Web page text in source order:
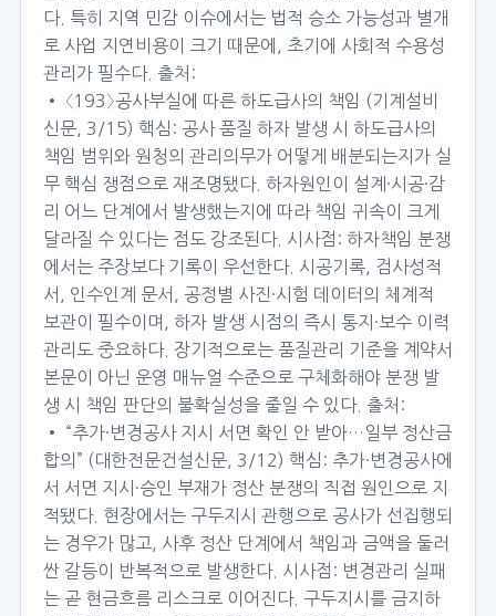
다. 특히 지역 민감 이슈에서는 법적 승소 가능성과 별개
로 사업 지연비용이 크기 때문에, 초기에 사회적 수용성
관리가 필수다. 출처:
• 〈193〉공사부실에 따른 하도급사의 책임 (기계설비
신문, 3/15) 핵심: 공사 품질 하자 발생 시 하도급사의
책임 범위와 원청의 관리의무가 어떻게 배분되는지가 실
무 핵심 쟁점으로 재조명됐다. 하자원인이 설계·시공·감
리 어느 단계에서 발생했는지에 따라 책임 귀속이 크게
달라질 수 있다는 점도 강조된다. 시사점: 하자책임 분쟁
에서는 주장보다 기록이 우선한다. 시공기록, 검사성적
서, 인수인계 문서, 공정별 사진·시험 데이터의 체계적
보관이 필수이며, 하자 발생 시점의 즉시 통지·보수 이력
관리도 중요하다. 장기적으로는 품질관리 기준을 계약서
본문이 아닌 운영 매뉴얼 수준으로 구체화해야 분쟁 발
생 시 책임 판단의 불확실성을 줄일 수 있다. 출처:
• “추가·변경공사 지시 서면 확인 안 받아…일부 정산금
합의” (대한전문건설신문, 3/12) 핵심: 추가·변경공사에
서 서면 지시·승인 부재가 정산 분쟁의 직접 원인으로 지
적됐다. 현장에서는 구두지시 관행으로 공사가 선집행되
는 경우가 많고, 사후 정산 단계에서 책임과 금액을 둘러
싼 갈등이 반복적으로 발생한다. 시사점: 변경관리 실패
는 곧 현금흐름 리스크로 이어진다. 구두지시를 금지하